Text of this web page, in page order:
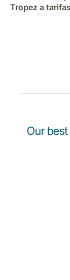
Tropez a
Our